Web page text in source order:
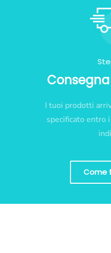
I tuoi prodotti
specificato entro
Come